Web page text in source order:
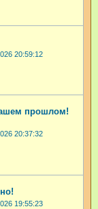
20:59:12
прошлом!
20:37:32
19:55:23